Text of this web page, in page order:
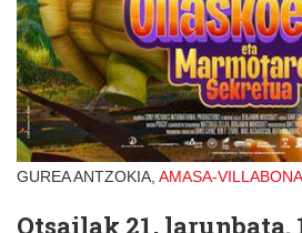
GUREA ANTZOKIA, AMASA-VILLABONA
Otsailak 21, larunbata.